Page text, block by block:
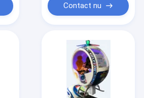
Contact nu